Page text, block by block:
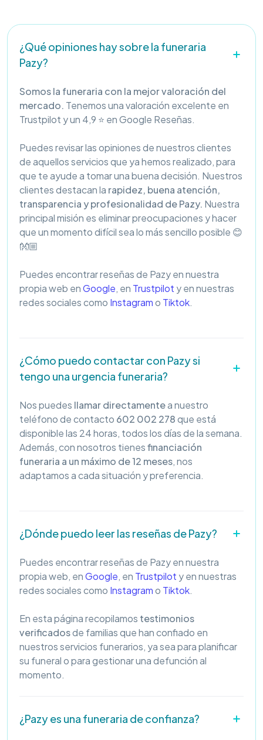
¿Qué opiniones hay sobre la funeraria
Pazy?
Somos la funeraria con la mejor valoración del
mercado. Tenemos una valoración excelente en
Trustpilot y un 4,9 ⭐ en Google Reseñas.
Puedes revisar las opiniones de nuestros clientes
de aquellos servicios que ya hemos realizado, para
que te ayude a tomar una buena decisión. Nuestros
clientes destacan la rapidez, buena atención,
transparencia y profesionalidad de Pazy. Nuestra
principal misión es eliminar preocupaciones y hacer
que un momento difícil sea lo más sencillo posible 😊
👐🏼
Puedes encontrar reseñas de Pazy en nuestra
propia web enGoogle, en Trustpilot y en nuestras
redes sociales como Instagramo Tiktok.
¿Cómo puedo contactar con Pazy si
tengo una urgencia funeraria?
Nos puedes llamar directamentea nuestro
teléfono de contacto 602 002 278que está
disponible las 24 horas, todos los días de la semana.
Además, con nosotros tienesfinanciación
funeraria a un máximo de 12 meses, nos
adaptamos a cada situación y preferencia.
¿Dónde puedo leer las reseñas de Pazy?
Puedes encontrar reseñas de Pazy en nuestra
propia web, enGoogle, en Trustpilot y en nuestras
redes sociales como Instagramo Tiktok.
En esta página recopilamos testimonios
verificadosde familias que han confiado en
nuestros servicios funerarios, ya sea para planificar
su funeral o para gestionar una defunción al
momento.
¿Pazy es una funeraria de confianza?